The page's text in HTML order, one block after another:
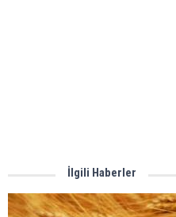
İlgili Haberler